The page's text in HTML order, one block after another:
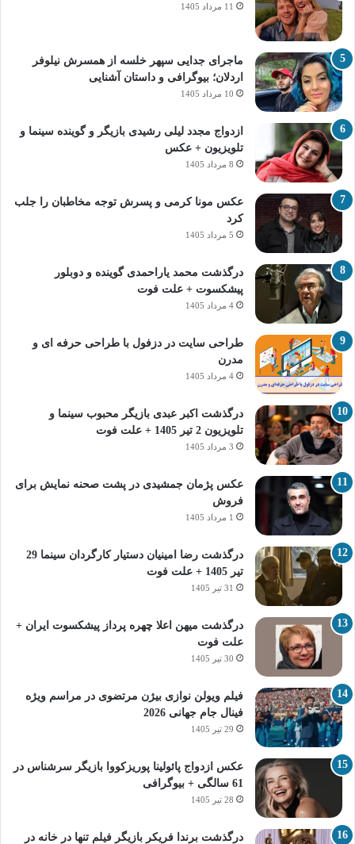
11 مرداد 1405
ماجرای جدایی سپهر خلسه از همسرش نیلوفر
اردلان؛ بیوگرافی و داستان آشنایی
10 مرداد 1405
ازدواج مجدد لیلی رشیدی بازیگر و گوینده سینما و
تلویزیون + عکس
8 مرداد 1405
عکس مونا کرمی و پسرش توجه مخاطبان را جلب
کرد
5 مرداد 1405
درگذشت محمد یاراحمدی گوینده و دوبلور
پیشکسوت + علت فوت
4 مرداد 1405
طراحی سایت در دزفول با طراحی حرفه‌ ای و
مدرن
4 مرداد 1405
درگذشت اکبر عبدی بازیگر محبوب سینما و
تلویزیون 2 تیر 1405 + علت فوت
3 مرداد 1405
عکس پژمان جمشیدی در پشت صحنه نمایش برای
فروش
1 مرداد 1405
درگذشت رضا امینیان دستیار کارگردان سینما 29
تیر 1405 + علت فوت
31 تیر 1405
درگذشت میهن اعلا چهره پرداز پیشکسوت ایران +
علت فوت
30 تیر 1405
فیلم ویولن نوازی بیژن مرتضوی در مراسم ویژه
فینال جام جهانی 2026
29 تیر 1405
عکس ازدواج پائولینا پوریزکووا بازیگر سرشناس در
61 سالگی + بیوگرافی
28 تیر 1405
درگذشت برندا فریکر بازیگر فیلم تنها در خانه در